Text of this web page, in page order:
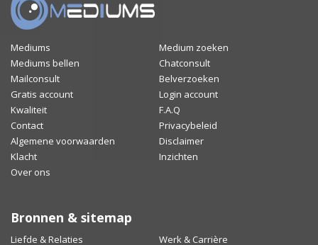
Mediums
Medium zoeken
Mediums bellen
Chatconsult
Mailconsult
Belverzoeken
Gratis account
Login account
Kwaliteit
F.A.Q
Contact
Privacybeleid
Algemene voorwaarden
Disclaimer
Klacht
Inzichten
Over ons
Bronnen & sitemap
Liefde & Relaties Werk & Carrière